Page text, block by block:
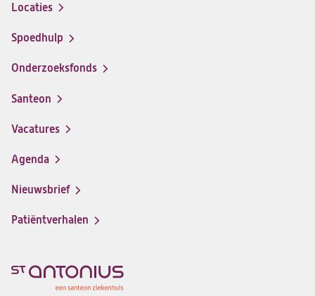
Locaties
Spoedhulp
Onderzoeksfonds
Santeon
(opent
in
nieuwe
Vacatures
(opent
in
nieuwe
Agenda
Nieuwsbrief
Patiëntverhalen